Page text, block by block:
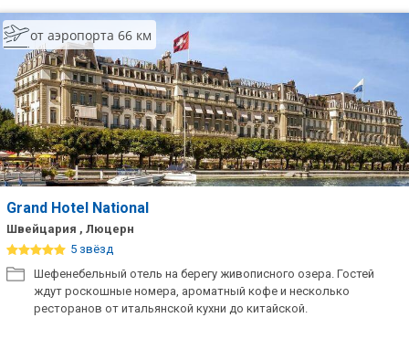
от аэропорта 66 км
Grand Hotel National
Швейцария , Люцерн
5 звёзд
Шефенебельный отель на берегу живописного озера. Гостей
ждут роскошные номера, ароматный кофе и несколько
ресторанов от итальянской кухни до китайской.